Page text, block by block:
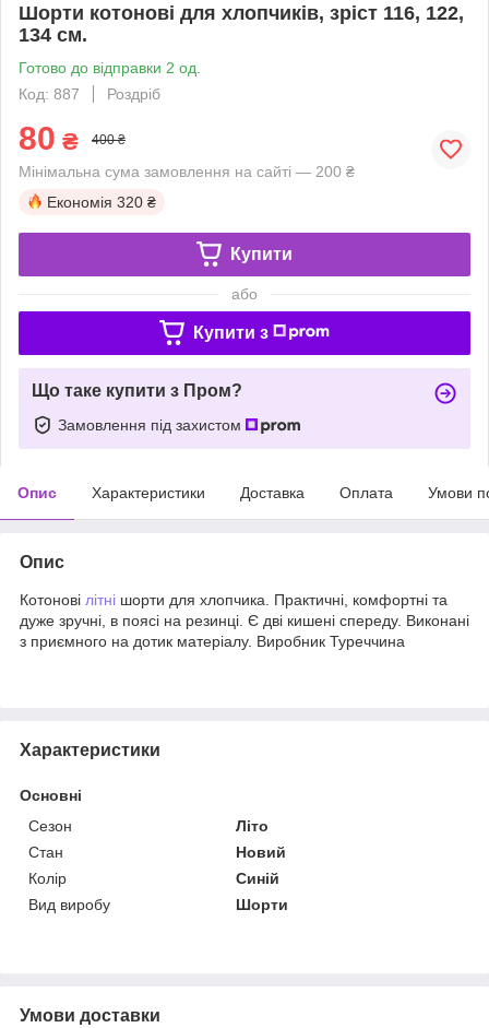
Шорти котонові для хлопчиків, зріст 116, 122,
134 см.
Готово до відправки 2 од.
Код: 887
Роздріб
80 ₴ 400 ₴
Мінімальна сума замовлення на сайті — 200 ₴
Економія 320 ₴
Купити
або
Купити з
Що таке купити з Пром?
Замовлення під захистом
Опис Характеристики Доставка Оплата Умови
Опис
Котонові літні шорти для хлопчика. Практичні, комфортні та
дуже зручні, в поясі на резинці. Є дві кишені спереду. Виконані
з приємного на дотик матеріалу. Виробник Туреччина
Характеристики
Основні
Сезон
Літо
Стан
Новий
Колір
Синій
Вид виробу
Шорти
Умови доставки